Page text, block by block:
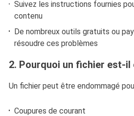
Suivez les instructions fournies
contenu
De nombreux outils gratuits ou
résoudre ces problèmes
2. Pourquoi un fichier est-il
Un fichier peut être endommagé
Coupures de courant